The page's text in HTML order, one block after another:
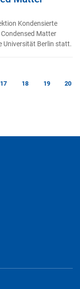
Kondensierte
Matter
Universität Berlin statt.
17 18 19 20